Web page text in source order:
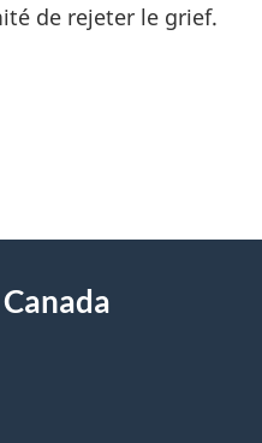
de rejeter le grief.